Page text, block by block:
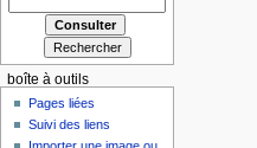
boîte à outils
Pages liées
Suivi des liens